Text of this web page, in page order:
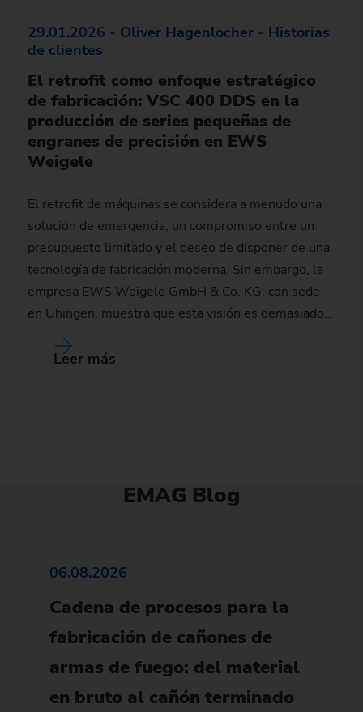
29.01.2026 - Oliver Hagenlocher - Historias
de clientes
El retrofit como enfoque estratégico
de fabricación: VSC 400 DDS en la
producción de series pequeñas de
engranes de precisión en EWS
Weigele
El retrofit de máquinas se considera a menudo una
solución de emergencia, un compromiso entre un
presupuesto limitado y el deseo de disponer de una
tecnología de fabricación moderna. Sin embargo, la
empresa EWS Weigele GmbH & Co. KG, con sede
en Uhingen, muestra que esta visión es demasiado…
Leer más
EMAG Blog
06.08.2026
Cadena de procesos para la
fabricación de cañones de
armas de fuego: del material
en bruto al cañón terminado